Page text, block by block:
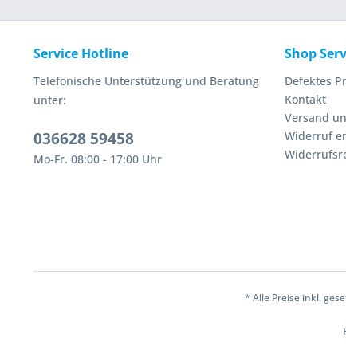
Service Hotline
Telefonische Unterstützung und Beratung
unter:
036628 59458
Mo-Fr. 08:00 - 17:00 Uhr
Shop
Defektes
Kontakt
Versand
Widerruf
* Alle Preise inkl.